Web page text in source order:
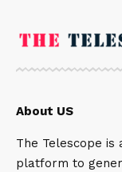
About US
The Telescope is
platform to